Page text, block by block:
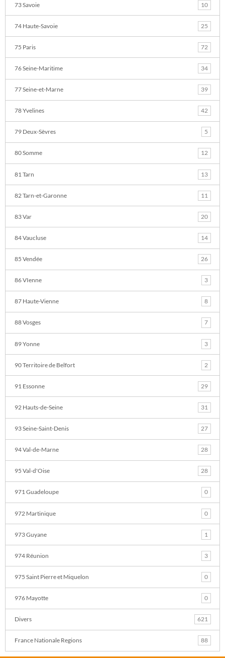
73 Savoie 10
74 Haute-Savoie 25
75 Paris 72
76 Seine-Maritime 34
77 Seine-et-Marne 39
78 Yvelines 42
79 Deux-Sèvres 5
80 Somme 12
81 Tarn 13
82 Tarn-et-Garonne 11
83 Var 20
84 Vaucluse 14
85 Vendée 26
86 VIenne 3
87 Haute-Vienne 8
88 Vosges 7
89 Yonne 3
90 Territoire de Belfort 2
91 Essonne 29
92 Hauts-de-Seine 31
93 Seine-Saint-Denis 27
94 Val-de-Marne 28
95 Val-d'Oise 28
971 Guadeloupe 0
972 Martinique 0
973 Guyane 1
974 Réunion 3
975 Saint Pierre et Miquelon 0
976 Mayotte 0
Divers 621
France Nationale Regions 88